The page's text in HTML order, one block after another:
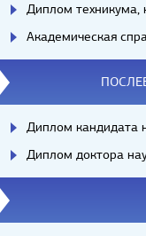
Диплом техникума,
Академическая
Диплом кандидата
Диплом доктора